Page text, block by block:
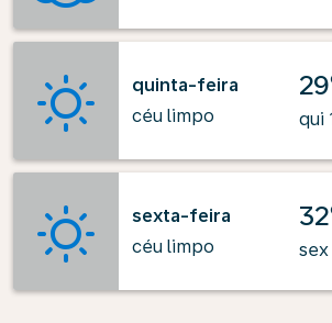
quinta-feira
céu limpo
qui
sexta-feira
céu limpo
sex